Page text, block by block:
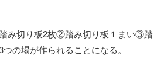
み切り板2枚②踏み切り板１まい③踏
の場が作られることになる。